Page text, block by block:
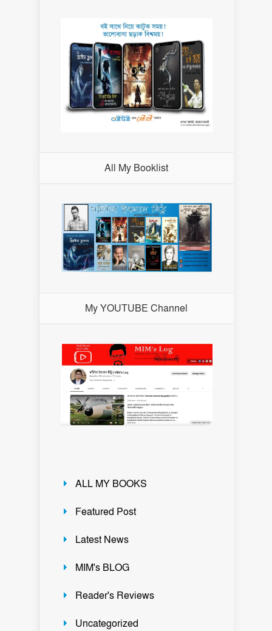
All My Booklist
My YOUTUBE Channel
ALL MY BOOKS
Featured Post
Latest News
MIM's BLOG
Reader's Reviews
Uncategorized